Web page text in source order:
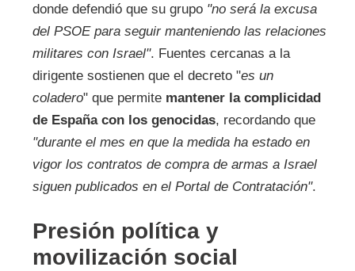
donde defendió que su grupo "no será la excusa
del PSOE para seguir manteniendo las relaciones
militares con Israel". Fuentes cercanas a la
dirigente sostienen que el decreto "es un
coladero" que permite mantener la complicidad
de España con los genocidas, recordando que
"durante el mes en que la medida ha estado en
vigor los contratos de compra de armas a Israel
siguen publicados en el Portal de Contratación".
Presión política y
movilización social